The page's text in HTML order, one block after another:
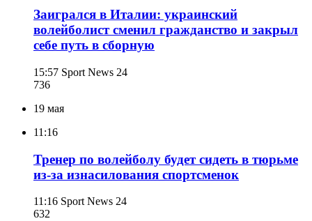
Заигрался в Италии: украинский
волейболист сменил гражданство и закрыл
себе путь в сборную
15:57 Sport News 24
736
19 мая
11:16
Тренер по волейболу будет сидеть в тюрьме
из-за изнасилования спортсменок
11:16 Sport News 24
632